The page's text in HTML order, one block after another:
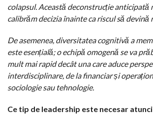
colapsul. Această deconstrucție anticipată
calibrăm decizia înainte ca riscul să devină
De asemenea, diversitatea cognitivă a
este esențială; o echipă omogenă se va
mult mai rapid decât una care aduce
interdisciplinare, de la financiar și
sociologie sau tehnologie.
Ce tip de leadership este necesar